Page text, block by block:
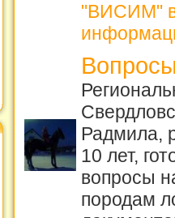
"ВИСИМ" в
Радмила,
10 лет,
вопросы
породам